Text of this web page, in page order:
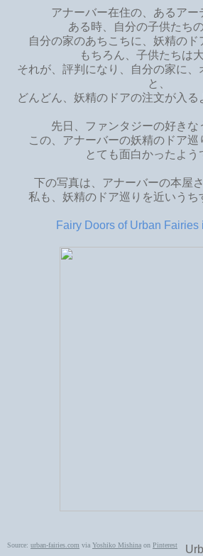
アナーバー在住の、あるアー
ある時、自分の子供たちの
自分の家のあちこちに、妖精のド
もちろん、子供たちは大
それが、評判になり、自分の家に、
と、
どんどん、妖精のドアの注文が入る
先日、ファンタジーの好きな
この、アナーバーの妖精のドア巡
とても面白かったよう
下の写真は、アナーバーの本屋
私も、妖精のドア巡りを近いうち
Fairy Doors of Urban Fairies
Source: urban-fairies.com via Yoshiko Mishina on Pinterest